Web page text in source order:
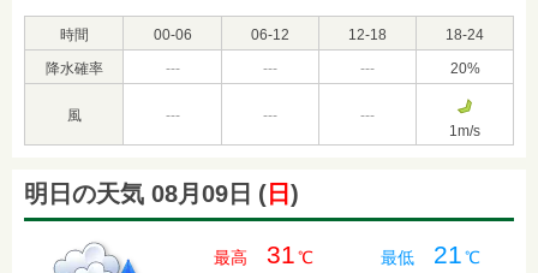
時間 00-06 06-12 12-18
18-24
降水確率
--- --- --- 20%
風 --- ---
---
1m/s
明日の天気 08月09日 ( 日 )
最高 31℃ 最低 21℃